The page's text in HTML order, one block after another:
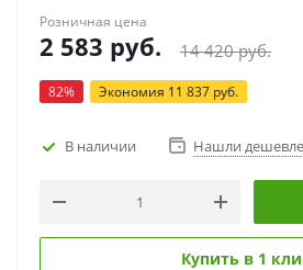
Розничная цена
2 583 руб. 14 420руб.
82% Экономия 11 837 руб.
В наличии Нашли
Купить в 1